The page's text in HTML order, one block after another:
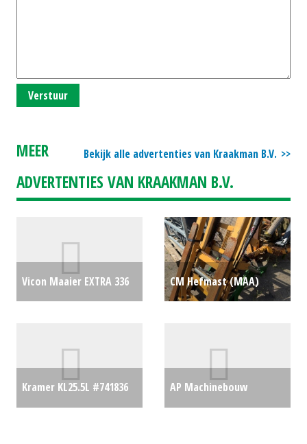
Verstuur
Bekijk alle advertenties van Kraakman B.V.
MEER
ADVERTENTIES VAN KRAAKMAN B.V.
Vicon Maaier EXTRA 336
CM Hefmast (MAA)
Kramer KL25.5L #741836
AP Machinebouw